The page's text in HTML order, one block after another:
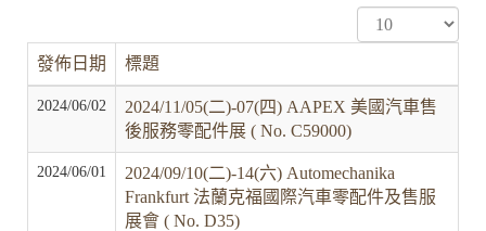
示
目
發佈日期 標題
2024/06/02
2024/11/05(二)-07(四) AAPEX 美國汽車售
後服務零配件展 ( No. C59000)
2024/06/01
2024/09/10(二)-14(六) Automechanika
Frankfurt 法蘭克福國際汽車零配件及售服
展會 ( No. D35)